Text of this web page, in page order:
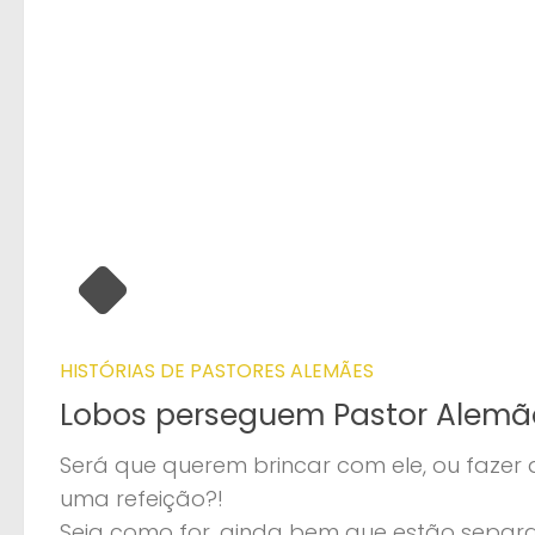
HISTÓRIAS DE PASTORES ALEMÃES
Lobos perseguem Pastor
Será que querem brincar com ele, ou fazer
uma refeição?!